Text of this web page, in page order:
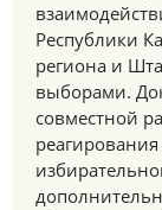
Республики
региона и
выборами.
совместной